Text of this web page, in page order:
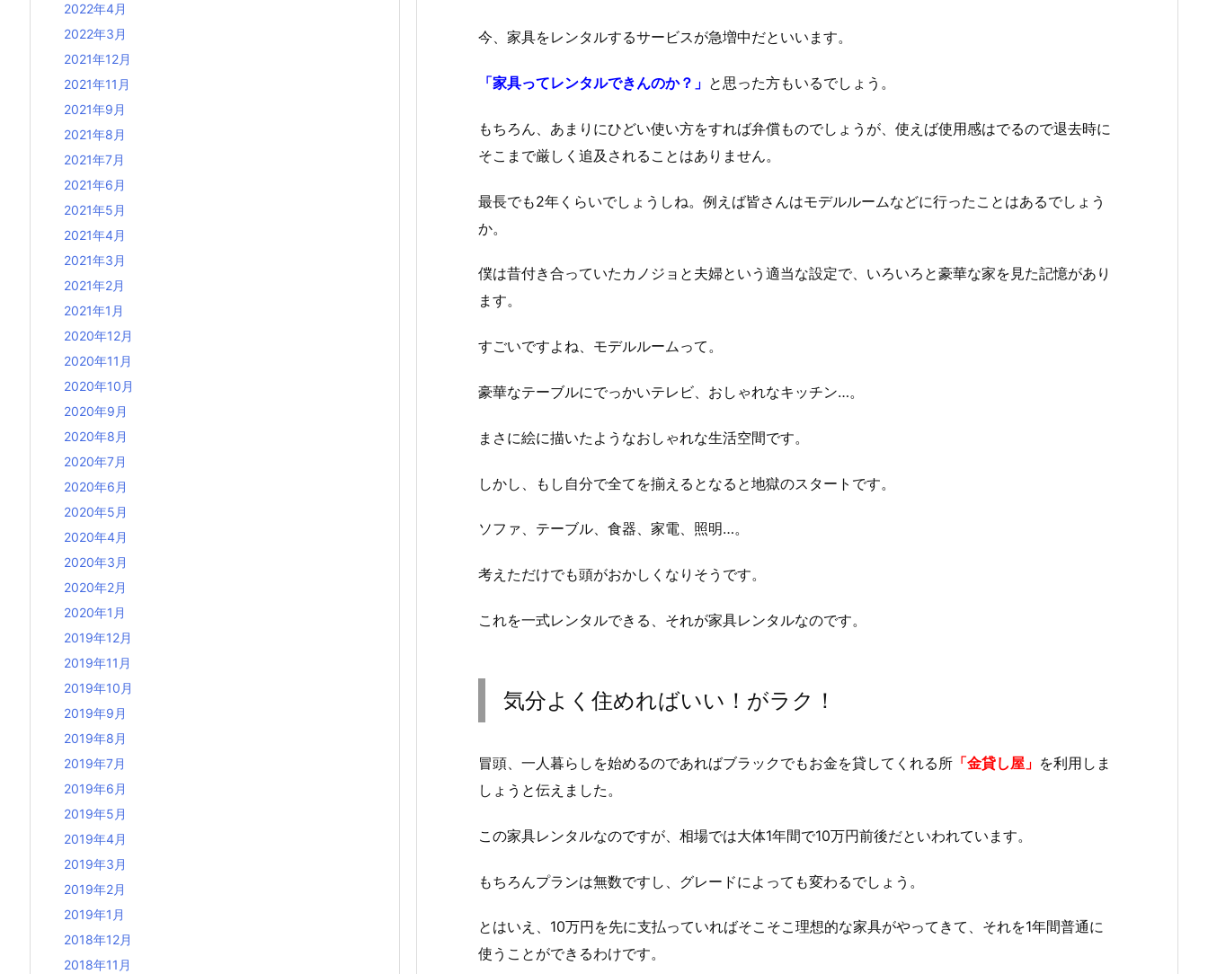
今、家具をレンタルするサービスが急増中だといいます。
「家具ってレンタルできんのか？」 と思った方もいるでしょう。
もちろん、あまりにひどい使い方をすれば弁償ものでしょうが、使えば使用感はでるので退去時に
そこまで厳しく追及されることはありません。
最長でも2年くらいでしょうしね。例えば皆さんはモデルルームなどに行ったことはあるでしょう
か。
僕は昔付き合っていたカノジョと夫婦という適当な設定で、いろいろと豪華な家を見た記憶があり
ます。
すごいですよね、モデルルームって。
豪華なテーブルにでっかいテレビ、おしゃれなキッチン…。
まさに絵に描いたようなおしゃれな生活空間です。
しかし、もし自分で全てを揃えるとなると地獄のスタートです。
ソファ、テーブル、食器、家電、照明…。
考えただけでも頭がおかしくなりそうです。
これを一式レンタルできる、それが家具レンタルなのです。
気分よく住めればいい！がラク！
冒頭、一人暮らしを始めるのであればブラックでもお金を貸してくれる所 「金貸し屋」 を利用しま
しょうと伝えました。
この家具レンタルなのですが、相場では大体1年間で10万円前後だといわれています。
もちろんプランは無数ですし、グレードによっても変わるでしょう。
とはいえ、10万円を先に支払っていればそこそこ理想的な家具がやってきて、それを1年間普通に
使うことができるわけです。
2022年4月
2022年3月
2021年12月
2021年11月
2021年9月
2021年8月
2021年7月
2021年6月
2021年5月
2021年4月
2021年3月
2021年2月
2021年1月
2020年12月
2020年11月
2020年10月
2020年9月
2020年8月
2020年7月
2020年6月
2020年5月
2020年4月
2020年3月
2020年2月
2020年1月
2019年12月
2019年11月
2019年10月
2019年9月
2019年8月
2019年7月
2019年6月
2019年5月
2019年4月
2019年3月
2019年2月
2019年1月
2018年12月
2018年11月